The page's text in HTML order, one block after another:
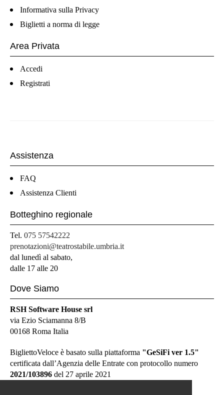
Informativa sulla Privacy
Biglietti a norma di legge
Area Privata
Accedi
Registrati
Assistenza
FAQ
Assistenza Clienti
Botteghino regionale
Tel. 075 57542222
prenotazioni@teatrostabile.umbria.it
dal lunedì al sabato,
dalle 17 alle 20
Dove Siamo
RSH Software House srl
via Ezio Sciamanna 8/B
00168 Roma Italia
BigliettoVeloce è basato sulla piattaforma "GeSiFi ver 1.5"
certificata dall’Agenzia delle Entrate con protocollo numero
2021/103896 del 27 aprile 2021